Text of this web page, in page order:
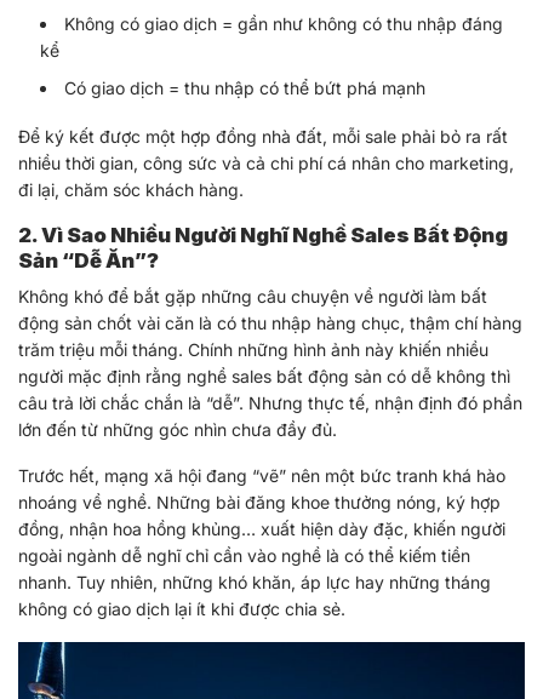
Không có giao dịch = gần như không có thu nhập đáng
kể
Có giao dịch = thu nhập có thể bứt phá mạnh
Để ký kết được một hợp đồng nhà đất, mỗi sale phải bỏ ra rất
nhiều thời gian, công sức và cả chi phí cá nhân cho marketing,
đi lại, chăm sóc khách hàng.
2. Vì Sao Nhiều Người Nghĩ Nghề Sales Bất Động
Sản “Dễ Ăn”?
Không khó để bắt gặp những câu chuyện về người làm bất
động sản chốt vài căn là có thu nhập hàng chục, thậm chí hàng
trăm triệu mỗi tháng. Chính những hình ảnh này khiến nhiều
người mặc định rằng nghề sales bất động sản có dễ không thì
câu trả lời chắc chắn là “dễ”. Nhưng thực tế, nhận định đó phần
lớn đến từ những góc nhìn chưa đầy đủ.
Trước hết, mạng xã hội đang “vẽ” nên một bức tranh khá hào
nhoáng về nghề. Những bài đăng khoe thưởng nóng, ký hợp
đồng, nhận hoa hồng khủng… xuất hiện dày đặc, khiến người
ngoài ngành dễ nghĩ chỉ cần vào nghề là có thể kiếm tiền
nhanh. Tuy nhiên, những khó khăn, áp lực hay những tháng
không có giao dịch lại ít khi được chia sẻ.